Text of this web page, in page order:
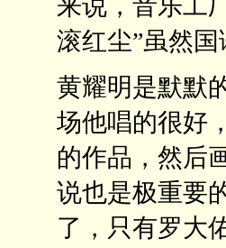
来说，音乐工
滚红尘”虽然
黄耀明是默默
场他唱的很好
的作品，然后
说也是极重要
了，只有罗大